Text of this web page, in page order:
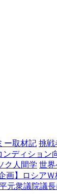
ー取材記 挑戦
ディション
ク人間学 世
画】ロシア
元衆議院議長